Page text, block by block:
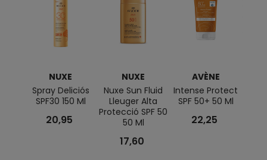
NUXE
Spray Deliciós
SPF30 150 Ml
20,95
NUXE
Nuxe Sun Fluid
Lleuger Alta
Protecció SPF 50
50 Ml
17,60
AVÈNE
Intense Protect
SPF 50+ 50 Ml
22,25